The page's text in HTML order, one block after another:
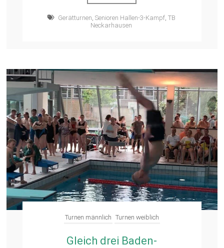
Gerätturnen,Senioren Hallen-3-Kampf,TB
Neckarhausen
Turnen männlich Turnen weiblich
Gleich drei Baden-